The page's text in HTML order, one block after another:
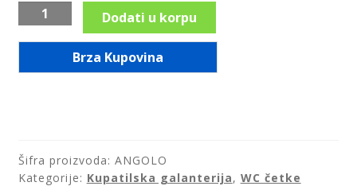
Sifoni i odvodi
Slavine i ventili
Tuševi
Plastična
wc
Angolo
Dodati u korpu
Brza Kupovina
Šifra proizvoda: ANGOLO
Kategorije: Kupatilska galanterija, WC četke